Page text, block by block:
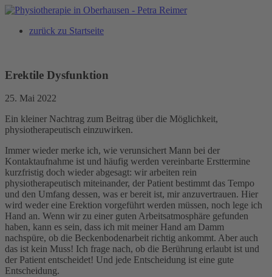
Zum
springenzurück zu Startseite
Erektile Dysfunktion
25. Mai 2022
Ein kleiner Nachtrag zum Beitrag über die Möglichkeit,
physiotherapeutisch einzuwirken.
Immer wieder merke ich, wie verunsichert Mann bei der
Kontaktaufnahme ist und häufig werden vereinbarte Ersttermine
kurzfristig doch wieder abgesagt: wir arbeiten rein
physiotherapeutisch miteinander, der Patient bestimmt das Tempo
und den Umfang dessen, was er bereit ist, mir anzuvertrauen. Hier
wird weder eine Erektion vorgeführt werden müssen, noch lege ich
Hand an. Wenn wir zu einer guten Arbeitsatmosphäre gefunden
haben, kann es sein, dass ich mit meiner Hand am Damm
nachspüre, ob die Beckenbodenarbeit richtig ankommt. Aber auch
das ist kein Muss! Ich frage nach, ob die Berührung erlaubt ist und
der Patient entscheidet! Und jede Entscheidung ist eine gute
Entscheidung.